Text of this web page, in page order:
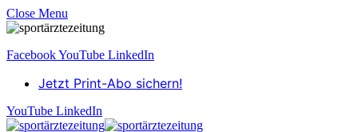
Close Menu
FacebookYouTube LinkedIn
Jetzt Print-Abo sichern!
YouTube LinkedIn